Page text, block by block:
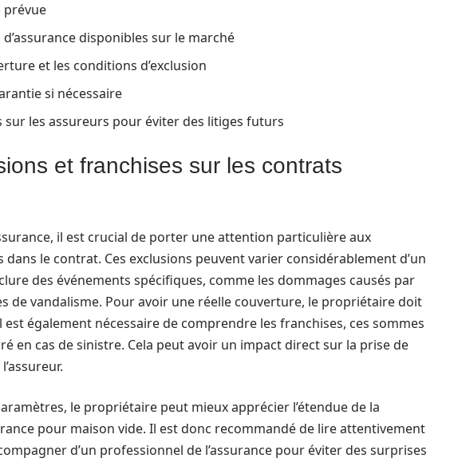
prévue
disponibles sur le marché
et les conditions d’exclusion
si nécessaire
sur les assureurs pour éviter des litiges futurs
et franchises sur les contrats
il est crucial de porter une attention particulière aux
le contrat. Ces exclusions peuvent varier considérablement d’un
des événements spécifiques, comme les dommages causés par
de vandalisme. Pour avoir une réelle couverture, le propriétaire doit
également nécessaire de comprendre les franchises, ces sommes
en cas de sinistre. Cela peut avoir un impact direct sur la prise de
le propriétaire peut mieux apprécier l’étendue de la
pour maison vide. Il est donc recommandé de lire attentivement
d’un professionnel de l’assurance pour éviter des surprises